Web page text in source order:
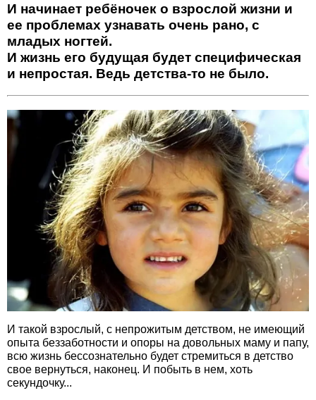
И начинает ребёночек о взрослой жизни и
ее проблемах узнавать очень рано, с
младых ногтей.
И жизнь его будущая будет специфическая
и непростая. Ведь детства-то не было.
И такой взрослый, с непрожитым детством, не имеющий
опыта беззаботности и опоры на довольных маму и папу,
всю жизнь бессознательно будет стремиться в детство
свое вернуться, наконец. И побыть в нем, хоть
секундочку...